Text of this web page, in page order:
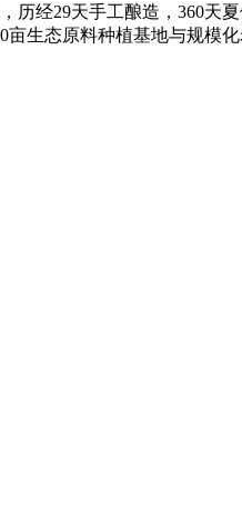
经29天手工酿造，360天
生态原料种植基地与规模